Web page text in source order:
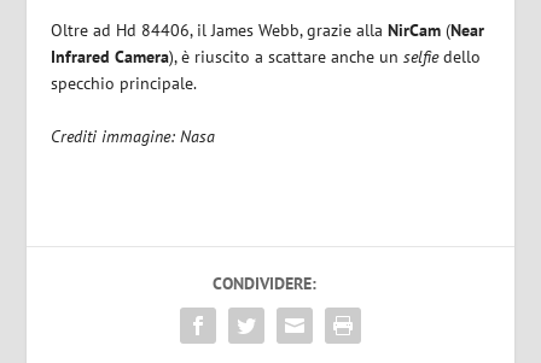
Oltre ad Hd 84406, il James Webb, grazie allaNirCam (Near
Infrared Camera), è riuscito a scattare anche un selfiedello
specchio principale.
Crediti immagine: Nasa
CONDIVIDERE: